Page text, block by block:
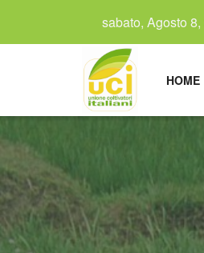
sabato, Agosto
HOME